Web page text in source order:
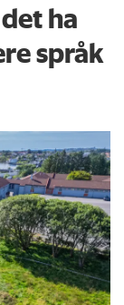
ha
språk